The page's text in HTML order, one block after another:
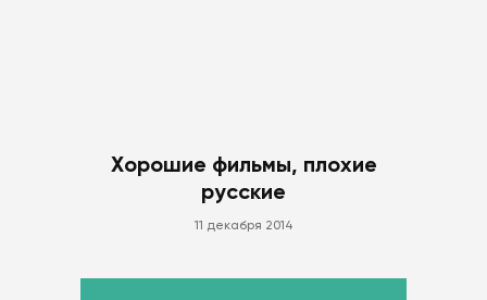
Хорошие фильмы, плохие
русские
11 декабря 2014